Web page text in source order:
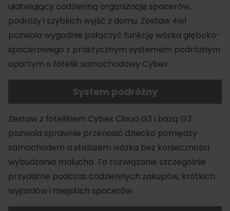
ułatwiający codzienną organizację spacerów,
podróży i szybkich wyjść z domu. Zestaw 4w1
pozwala wygodnie połączyć funkcję wózka głęboko-
spacerowego z praktycznym systemem podróżnym
opartym o fotelik samochodowy Cybex.
System podróżny
Zestaw z fotelikiem Cybex Cloud G3 i bazą G3
pozwala sprawnie przenosić dziecko pomiędzy
samochodem a stelażem wózka bez konieczności
wybudzania malucha. To rozwiązanie szczególnie
przydatne podczas codziennych zakupów, krótkich
wyjazdów i miejskich spacerów.